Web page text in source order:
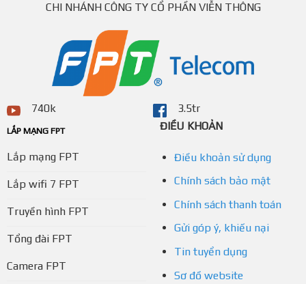
CHI NHÁNH CÔNG TY CỔ PHẦN VIỄN THÔNG
740k 3.5tr
LẮP MẠNG FPT
Lắp mạng FPT
Lắp wifi 7 FPT
Truyền hình FPT
Tổng đài FPT
Camera FPT
ĐIỀU KHOẢN
Điều khoản sử dụng
Chính sách bảo mật
Chính sách thanh toán
Gửi góp ý, khiếu nại
Tin tuyển dụng
Sơ đồ website